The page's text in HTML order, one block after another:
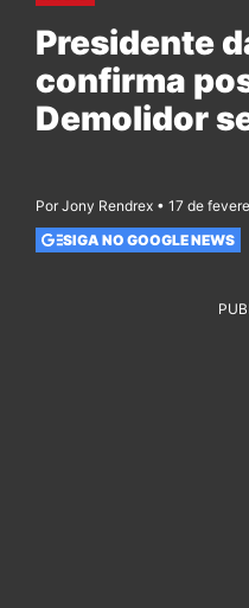
Presidente
confirma
Demolidor
Por Jony Rendrex • 17 de
SIGA NO GOOGLE NEWS